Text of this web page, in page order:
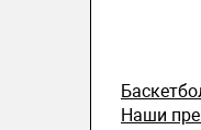
Наши